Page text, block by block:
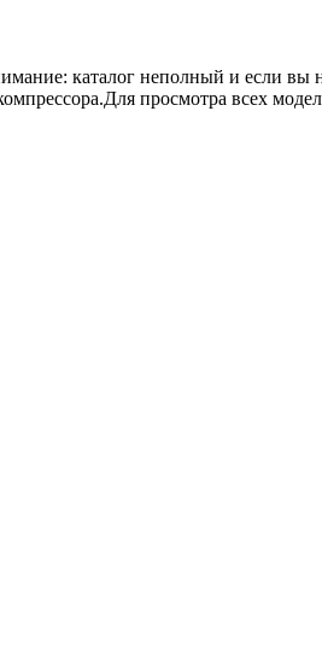
каталог неполный и если
просмотра всех